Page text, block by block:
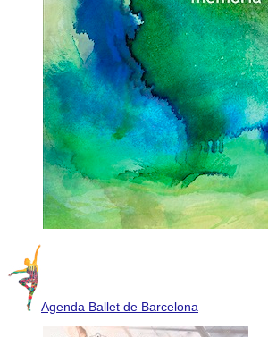
Agenda Ballet de Barcelona